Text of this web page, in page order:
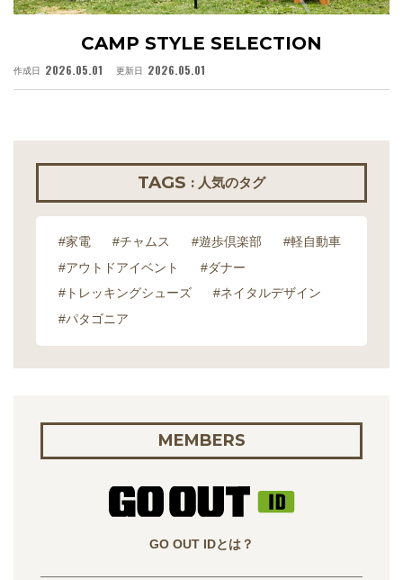
CAMP STYLE SELECTION
作成日 2026.05.01 更新日 2026.05.01
TAGS : 人気のタグ
#家電 #チャムス #遊歩倶楽部
#軽自動車
#アウトドアイベント
#ダナー
#トレッキングシューズ
#ネイタルデザイン
#パタゴニア
MEMBERS
GO OUT IDとは？